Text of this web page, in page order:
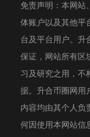
免责声明：本网站
体账户以及其他平
台及平台用户。升
保证，网站所有区
习及研究之用，不
据。升合币圈网用
内容均由其个人负
何因使用本网站信